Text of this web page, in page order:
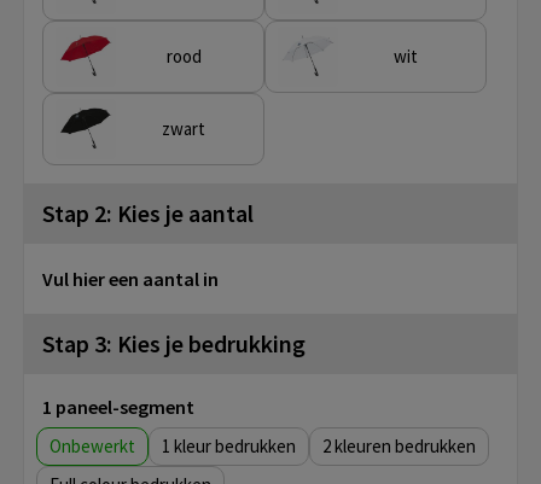
rood wit
zwart
Stap 2: Kies je aantal
Vul hier een aantal in
Stap 3: Kies je bedrukking
1 paneel-segment
Onbewerkt 1
2